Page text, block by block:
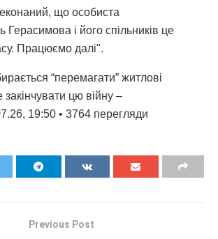
що особиста
Герасимова і його спільників це
Працюємо далі".
“перемагати” житлові
цю війну –
19:50 • 3764 перегляди
Previous Post